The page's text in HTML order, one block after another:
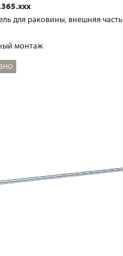
для раковины, внешняя часть
монтаж